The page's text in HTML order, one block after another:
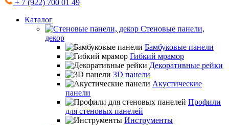
+ 7 (922) 700 01 49
Каталог
Стеновые панели,
декор
Бамбуковые панели
Гибкий мрамор
Декоративные рейки
3D панели
Акустические
панели
Профили
для стеновых панелей
Инструменты